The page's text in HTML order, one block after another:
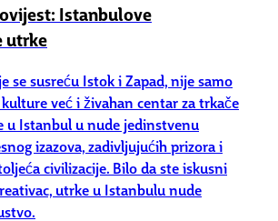
Istanbulove
utrke
se susreću Istok i Zapad, nije samo
već i živahan centar za trkače
u Istanbul u nude jedinstvenu
izazova, zadivljujućih prizora i
civilizacije. Bilo da ste iskusni
utrke u Istanbulu nude